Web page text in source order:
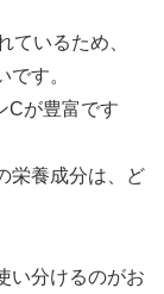
ているため、
す。
Cが豊富です
栄養成分は、ど
い分けるのがお